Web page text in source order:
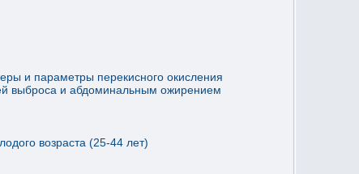
и параметры перекисного окисления
выброса и абдоминальным ожирением
возраста (25-44 лет)